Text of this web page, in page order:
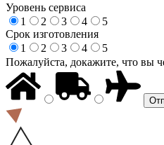
Уровень сервиса
1
2 3 4
5
Срок изготовления
1
2 3 4
5
Пожалуйста, докажите, что вы